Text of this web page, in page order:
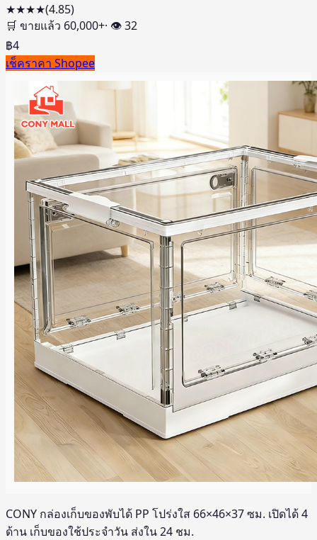
★★★★(4.85)
🛒 ขายแล้ว 60,000+· 👁32
฿4
เช็คราคา Shopee
CONY กล่องเก็บของพับได้ PP โปร่งใส 66×46×37 ซม. เปิดได้ 4
ด้าน เก็บของใช้ประจำวัน ส่งใน 24 ชม.